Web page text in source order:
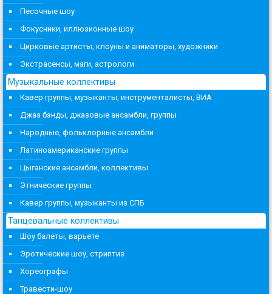
Песочные шоу
Фокусники, иллюзионные шоу
Цирковые артисты, клоуны и аниматоры, художники
Экстрасенсы, маги, астрологи
Музыкальные коллективы
Кавер группы, музыканты, инструменталисты, ВИА
Джаз бэнды, джазовые ансамбли, группы
Народные, фольклорные ансамбли
Латиноамериканские группы
Цыганские ансамбли, коллективы
Этнические группы
Кавер группы, музыканты из СПБ
Танцевальные коллективы
Шоу балеты, варьете
Эротические шоу, стриптиз
Хореографы
Травести-шоу